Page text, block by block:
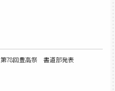
第78回豊高祭 書道部発表